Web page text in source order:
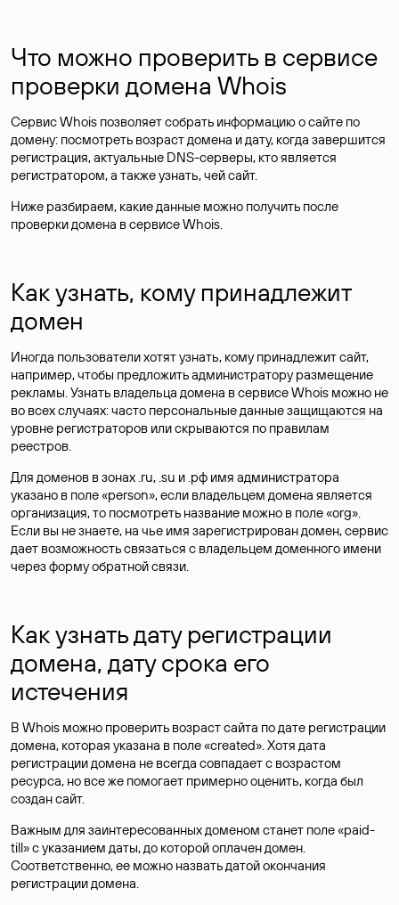
Что можно проверить в сервисе
проверки домена Whois
Сервис Whois позволяет собрать информацию о сайте по
домену: посмотреть возраст домена и дату, когда завершится
регистрация, актуальные DNS-серверы, кто является
регистратором, а также узнать, чей сайт.
Ниже разбираем, какие данные можно получить после
проверки домена в сервисе Whois.
Как узнать, кому принадлежит
домен
Иногда пользователи хотят узнать, кому принадлежит сайт,
например, чтобы предложить администратору размещение
рекламы. Узнать владельца домена в сервисе Whois можно не
во всех случаях: часто персональные данныезащищаются на
уровне регистраторов или скрываются по правилам
реестров.
Для доменов в зонах .ru, .su и .рф имя администратора
указано в поле «person», если владельцем домена является
организация, то посмотреть название можно в поле «org».
Если вы не знаете, на чье имя зарегистрирован домен, сервис
дает возможность связаться с владельцем доменного имени
через форму обратной связи.
Как узнать дату регистрации
домена, дату срока его
истечения
В Whois можно проверить возраст сайта по дате регистрации
домена, которая указана в поле «created». Хотя дата
регистрации домена не всегда совпадает с возрастом
ресурса, но все же помогает примерно оценить, когда был
создан сайт.
Важным для заинтересованных доменом станет поле «paid-
till» с указанием даты, до которой оплачен домен.
Соответственно, ее можно назвать датой окончания
регистрации домена.